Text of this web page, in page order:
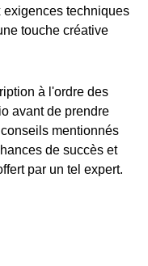
exigences techniques
touche créative
à l'ordre des
avant de prendre
mentionnés
de succès et
par un tel expert.